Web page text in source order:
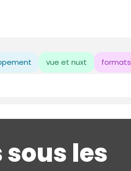
vue et nuxt formats
les